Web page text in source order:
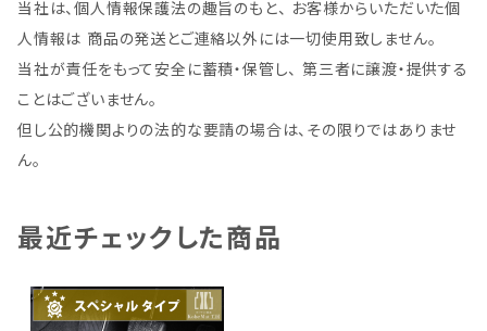
当社は、個人情報保護法の趣旨のもと、 お客様からいただいた個
人情報は 商品の発送とご連絡以外には一切使用致しません。
当社が責任をもって安全に蓄積・保管し、 第三者に譲渡・提供する
ことはございません。
但し公的機関よりの法的な要請の場合は、その限りではありませ
ん。
最近チェックした商品